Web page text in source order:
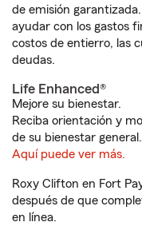
de emisión
ayudar con los gastos
costos de entierro, las
deudas.
Life Enhanced®
Mejore su bienestar.
Reciba orientación y
de su bienestar general.
Aquí puede ver más.
Roxy Clifton en Fort
después de que
en línea.